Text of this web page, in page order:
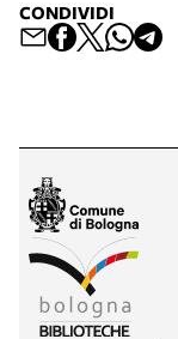
CONDIVIDI